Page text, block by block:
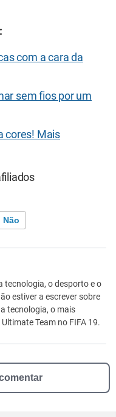
com a cara da
sem fios por um
cores! Mais
Não
que procuro
tecnologia, o desporto e o
estiver a escrever sobre
tecnologia, o mais
Team no FIFA 19.